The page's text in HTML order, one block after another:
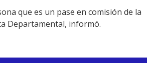
que es un pase en comisión de la
Departamental, informó.